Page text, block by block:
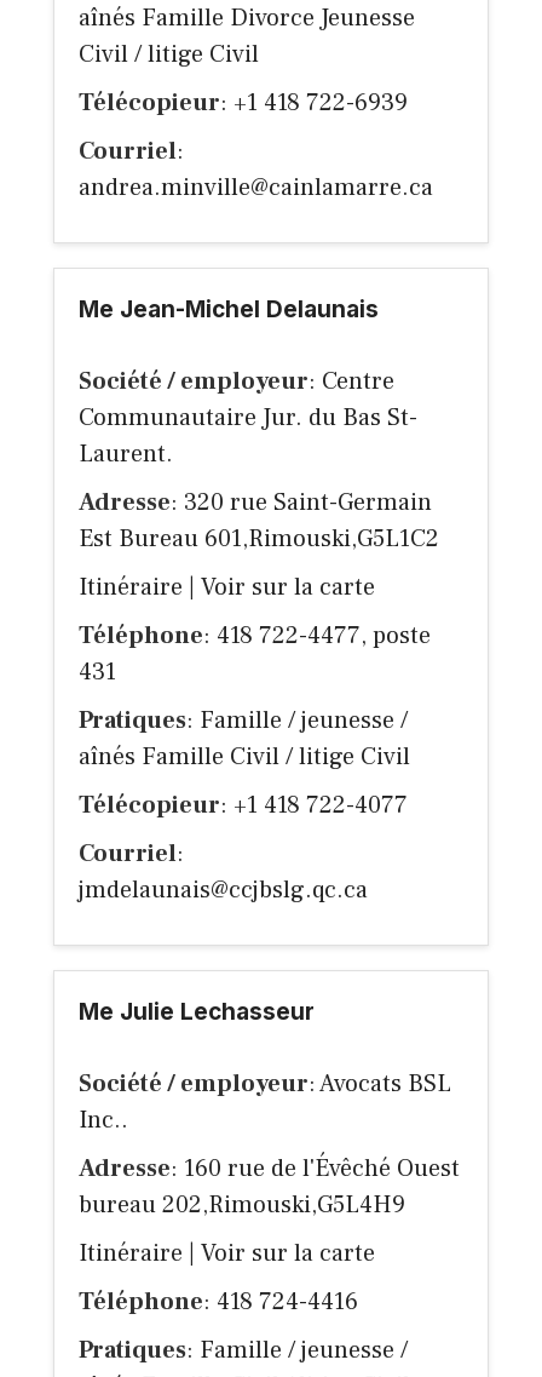
aînés Famille Divorce Jeunesse
Civil / litige Civil
Télécopieur: +1 418 722-6939
Courriel:
andrea.minville@cainlamarre.ca
Me Jean-Michel Delaunais
Société / employeur: Centre
Communautaire Jur. du Bas St-
Laurent.
Adresse: 320 rue Saint-Germain
Est Bureau 601,Rimouski,G5L1C2
Itinéraire
Voir sur la carte
Téléphone: 418 722-4477, poste
431
Pratiques: Famille / jeunesse /
aînés Famille Civil / litige Civil
Télécopieur: +1 418 722-4077
Courriel:
jmdelaunais@ccjbslg.qc.ca
Me Julie Lechasseur
Société / employeur: Avocats BSL
Inc..
Adresse: 160 rue de l'Évêché Ouest
bureau 202,Rimouski,G5L4H9
Itinéraire
Voir sur la carte
Téléphone: 418 724-4416
Pratiques: Famille / jeunesse /